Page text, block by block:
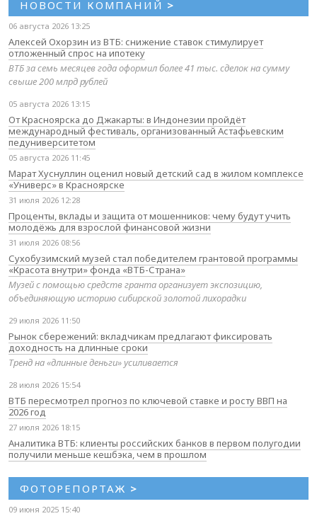
НОВОСТИ КОМПАНИЙ >
06 августа 2026 13:25
Алексей Охорзин из ВТБ: снижение ставок стимулирует
отложенный спрос на ипотеку
ВТБ за семь месяцев года оформил более 41 тыс. сделок на сумму
свыше 200 млрд рублей
05 августа 2026 13:15
От Красноярска до Джакарты: в Индонезии пройдёт
международный фестиваль, организованный Астафьевским
педуниверситетом
05 августа 2026 11:45
Марат Хуснуллин оценил новый детский сад в жилом комплексе
«Универс» в Красноярске
31 июля 2026 12:28
Проценты, вклады и защита от мошенников: чему будут учить
молодёжь для взрослой финансовой жизни
31 июля 2026 08:56
Сухобузимский музей стал победителем грантовой программы
«Красота внутри» фонда «ВТБ-Страна»
Музей с помощью средств гранта организует экспозицию,
объединяющую историю сибирской золотой лихорадки
29 июля 2026 11:50
Рынок сбережений: вкладчикам предлагают фиксировать
доходность на длинные сроки
Тренд на «длинные деньги» усиливается
28 июля 2026 15:54
ВТБ пересмотрел прогноз по ключевой ставке и росту ВВП на
2026 год
27 июля 2026 18:15
Аналитика ВТБ: клиенты российских банков в первом полугодии
получили меньше кешбэка, чем в прошлом
ФОТОРЕПОРТАЖ >
09 июня 2025 15:40